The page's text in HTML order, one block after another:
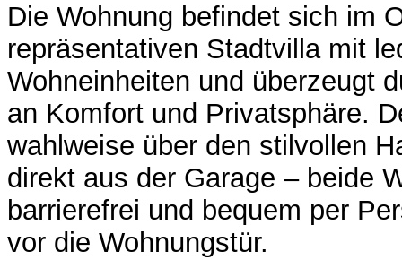
Die Wohnung befindet sich im
repräsentativen Stadtvilla mit
Wohneinheiten und überzeugt
an Komfort und Privatsphäre.
wahlweise über den stilvollen
direkt aus der Garage – beide
barrierefrei und bequem per
vor die Wohnungstür.